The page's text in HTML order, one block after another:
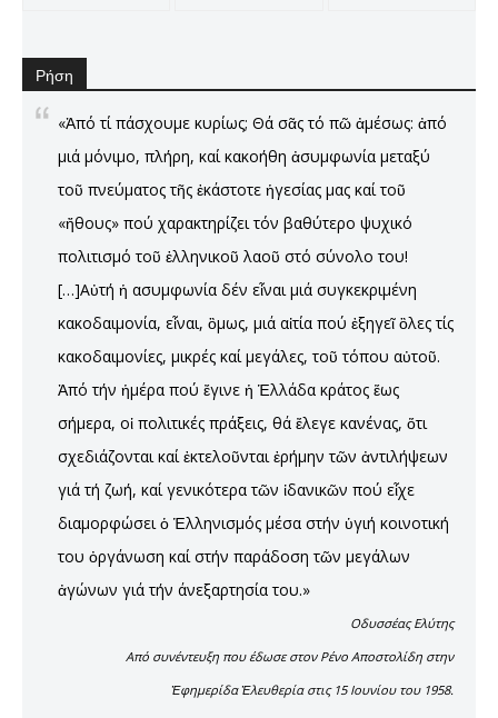
Ρήση
«Ἀπό τί πάσχουμε κυρίως; Θά σᾶς τό πῶ ἀμέσως: ἀπό
μιά μόνιμο, πλήρη, καί κακοήθη ἀσυμφωνία μεταξύ
τοῦ πνεύματος τῆς ἑκάστοτε ἡγεσίας μας καί τοῦ
«ἤθους» πού χαρακτηρίζει τόν βαθύτερο ψυχικό
πολιτισμό τοῦ ἑλληνικοῦ λαοῦ στό σύνολο του!
[…]Αὐτή ἡ ασυμφωνία δέν εἶναι μιά συγκεκριμένη
κακοδαιμονία, εἶναι, ὃμως, μιά αἰτία πού ἐξηγεῖ ὃλες τίς
κακοδαιμονίες, μικρές καί μεγάλες, τοῦ τόπου αὐτοῦ.
Ἀπό τήν ἡμέρα πού ἔγινε ἡ Ἑλλάδα κράτος ἕως
σήμερα, οἱ πολιτικές πράξεις, θά ἔλεγε κανένας, ὅτι
σχεδιάζονται καί ἐκτελοῦνται ἐρήμην τῶν ἀντιλήψεων
γιά τή ζωή, καί γενικότερα τῶν ἰδανικῶν πού εἶχε
διαμορφώσει ὁ Ἑλληνισμός μέσα στήν ὑγιή κοινοτική
του ὀργάνωση καί στήν παράδοση τῶν μεγάλων
ἀγώνων γιά τήν άνεξαρτησία του.»
Οδυσσέας Ελύτης
Από συνέντευξη που έδωσε στον Ρένο Αποστολίδη στην
Ἐφημερίδα Ἐλευθερία στις 15 Ιουνίου του 1958.